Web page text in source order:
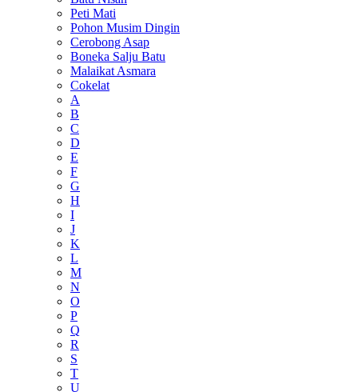
Peti Mati
Pohon Musim Dingin
Cerobong Asap
Boneka Salju Batu
Malaikat Asmara
Cokelat
A
B
C
D
E
F
G
H
I
J
K
L
M
N
O
P
Q
R
S
T
U